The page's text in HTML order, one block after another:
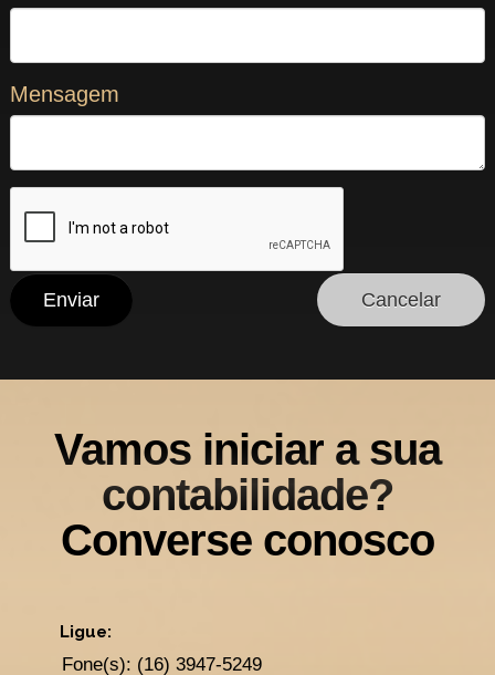
Mensagem
Vamos iniciar a sua
contabilidade?
Converse conosco
Ligue:
Fone(s): (16) 3947-5249